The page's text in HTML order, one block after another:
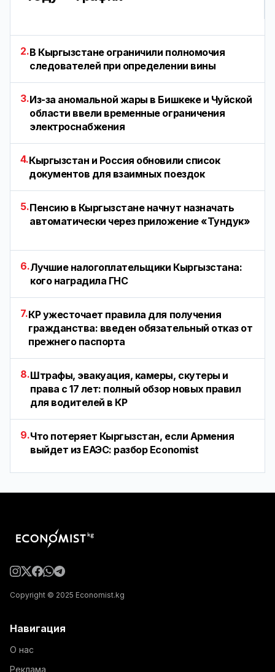
2.В Кыргызстане ограничили полномочия
следователей при определении вины
3.Из-за аномальной жары в Бишкеке и Чуйской
области ввели временные ограничения
электроснабжения
4.Кыргызстан и Россия обновили список
документов для взаимных поездок
5.Пенсию в Кыргызстане начнут назначать
автоматически через приложение «Тундук»
6.Лучшие налогоплательщики Кыргызстана:
кого наградила ГНС
7.КР ужесточает правила для получения
гражданства: введен обязательный отказ от
прежнего паспорта
8.Штрафы, эвакуация, камеры, скутеры и
права с 17 лет: полный обзор новых правил
для водителей в КР
9.Что потеряет Кыргызстан, если Армения
выйдет из ЕАЭС: разбор Economist
Copyright © 2025 Economist.kg
Навигация
О нас
Реклама